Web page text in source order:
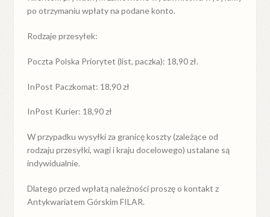
po otrzymaniu wpłaty na podane konto.
Rodzaje przesyłek:
Poczta Polska Priorytet (list, paczka): 18,90 zł.
InPost Paczkomat: 18,90 zł
InPost Kurier: 18,90 zł
W przypadkuwysyłkiza granicękoszty (zależące od
rodzaju przesyłki, wagi i kraju docelowego) ustalane są
indywidualnie.
Dlatego przed wpłatą należności proszę o kontakt z
Antykwariatem Górskim FILAR.